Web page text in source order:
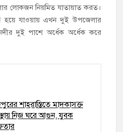
লোকজন নিয়মিত যাতায়াত করত।
হয়ে যাওয়ায় এখন দুই উপজেলার
নদীর দুই পাশে অর্ধেক অর্ধেক করে
শাহরাস্তিতে মাদকাসক্ত
নিজ ঘরে আগুন, যুবক